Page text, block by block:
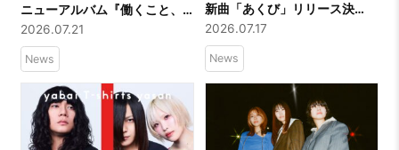
ニューアルバム『働くこと、
休むこと。』を9月リリース
結成10周年を記念した台日ツ
アーも開催
2026.07.21
News
新曲「あくび」リリース決
定！！21時よりMusic Video
のプレミア公開も決定！！主
演を務めるのは中山莉子（私
2026.07.17
News